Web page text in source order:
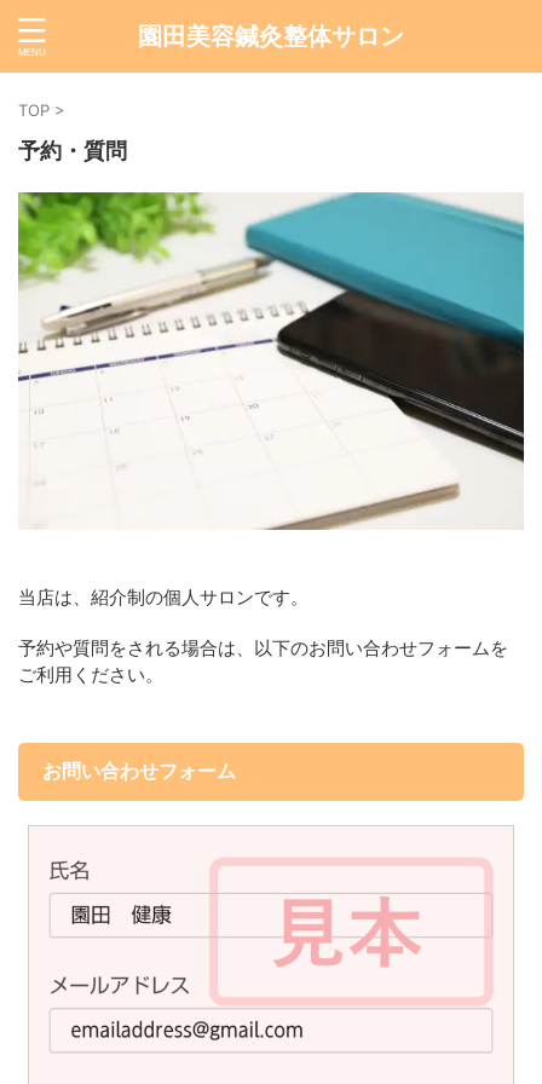
園田美容鍼灸整体サロン
TOP >
予約・質問
当店は、紹介制の個人サロンです。
予約や質問をされる場合は、以下のお問い合わせフォームを
ご利用ください。
お問い合わせフォーム